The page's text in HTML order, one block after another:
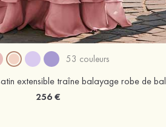
53 couleurs
extensible traîne balayage robe de bal
256 €